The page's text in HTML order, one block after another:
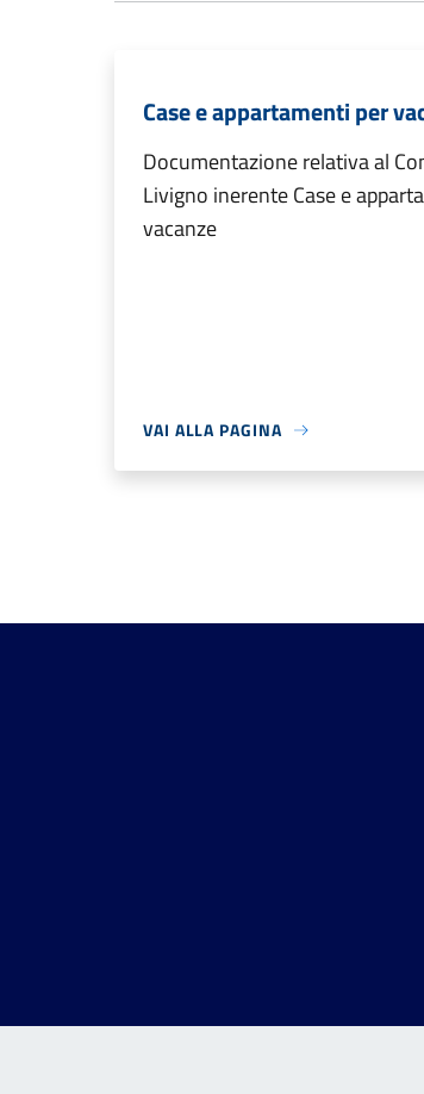
Case e appartamenti per
Documentazione relativa al
Livigno inerente Case e
vacanze
VAI ALLA PAGINA